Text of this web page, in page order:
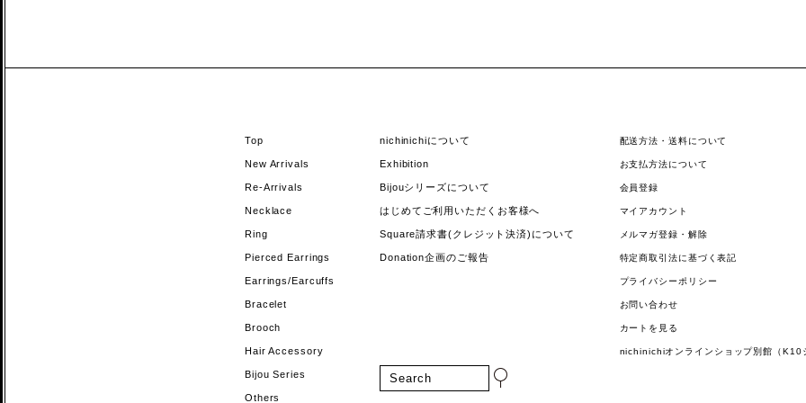
Top
New Arrivals
Re-Arrivals
Necklace
Ring
Pierced Earrings
Earrings/Earcuffs
Bracelet
Brooch
Hair Accessory
Bijou Series
Others
nichinichiについて
Exhibition
Bijouシリーズについて
はじめてご利用いただくお客様へ
Square請求書(クレジット決済)について
Donation企画のご報告
配送方法・送料について
お支払方法について
会員登録
マイアカウント
メルマガ登録・解除
特定商取引法に基づく表記
プライバシーポリシー
お問い合わせ
カートを見る
nichinichiオンラインショップ別館（K10